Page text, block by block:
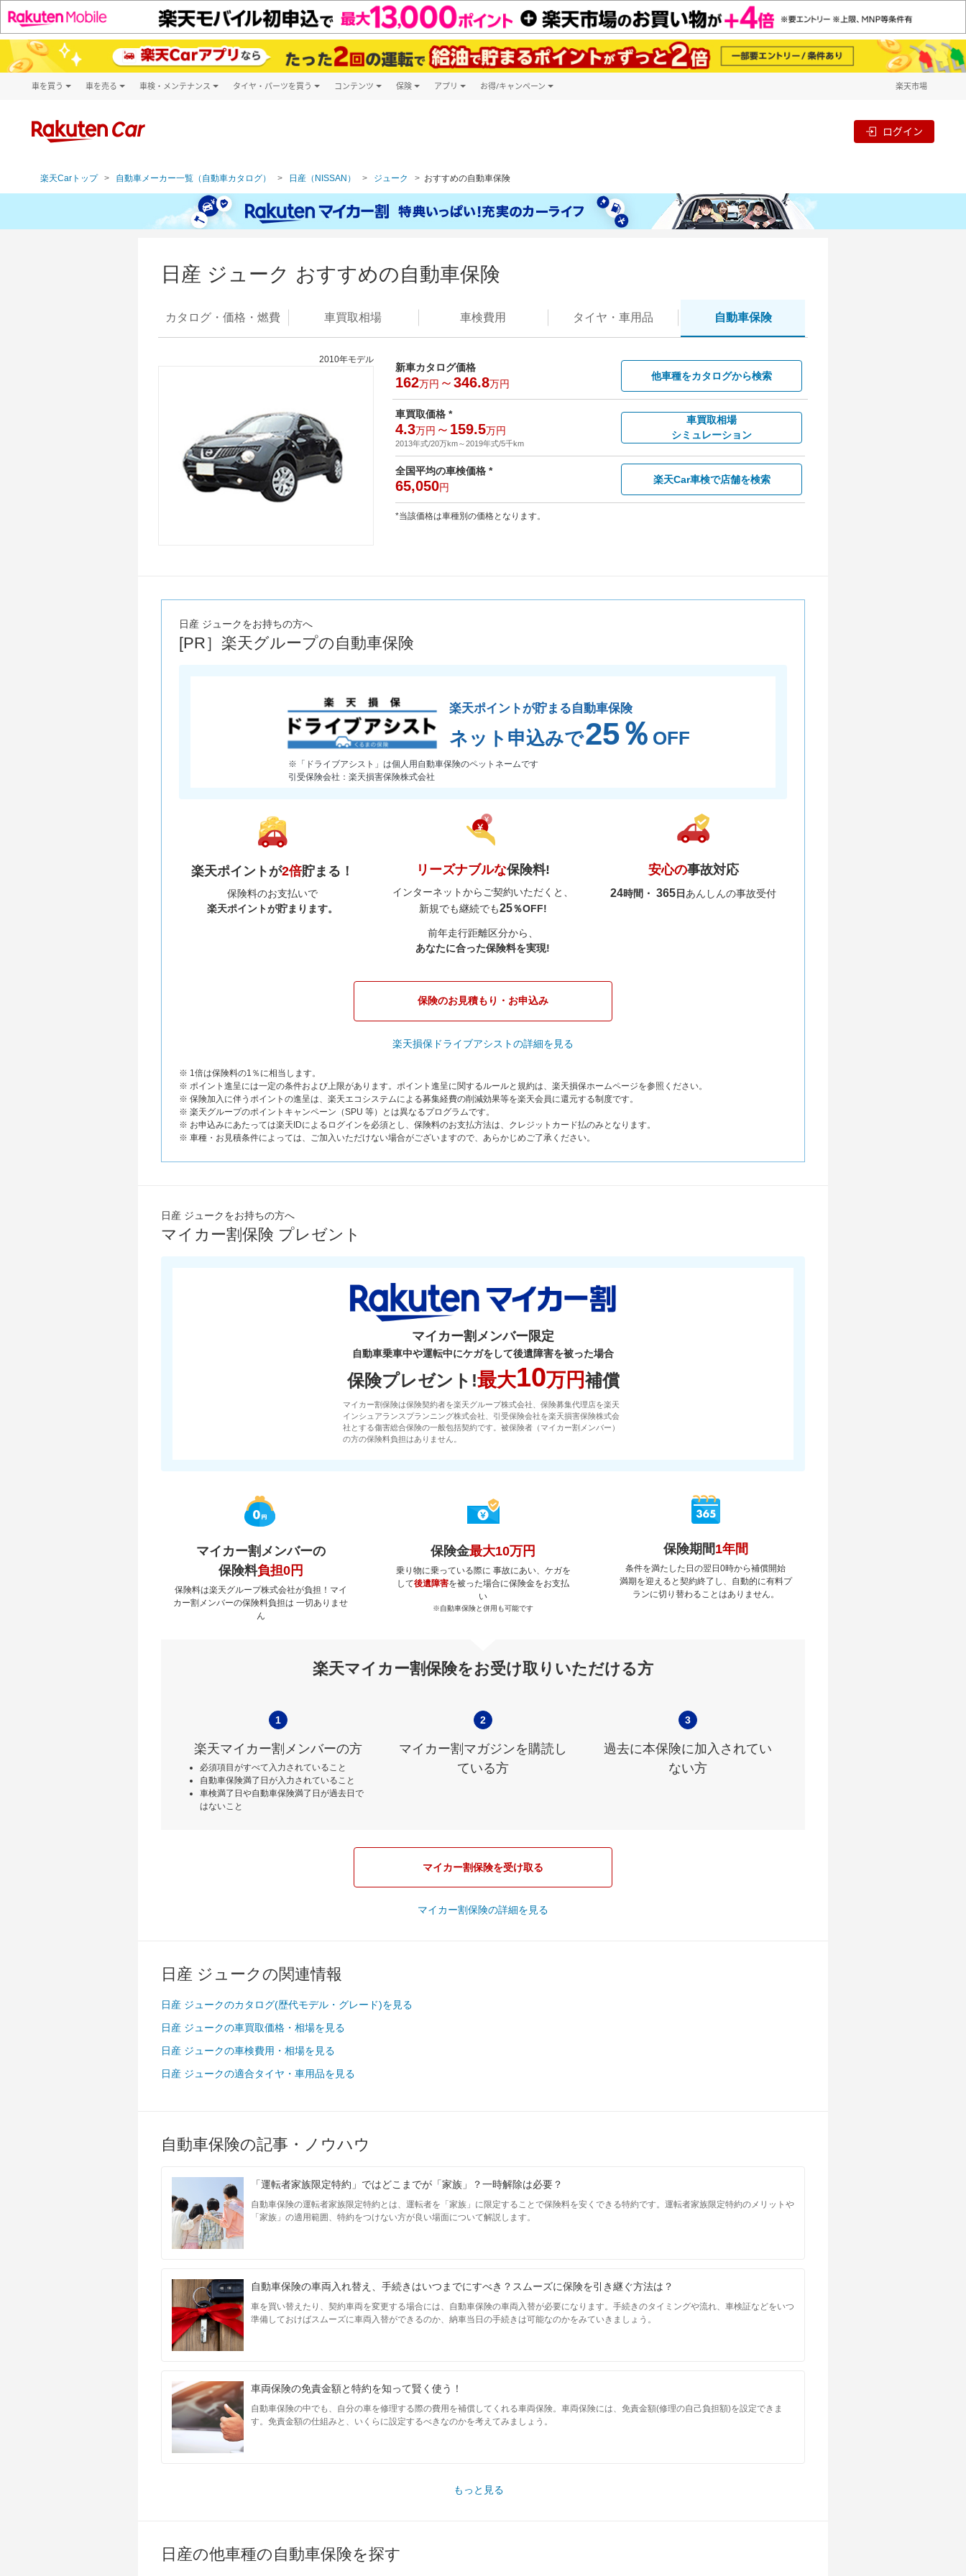
車を買う
新車
車を売る 車検・メンテナンス タイヤ・パーツを買う コンテンツ 保険 アプリ お得/キャンペーン 楽天市場
ログイン
楽天Carトップ 自動車メーカー一覧（自動車カタログ） 日産（NISSAN） ジューク おすすめの自動車保険
日産 ジューク おすすめの自動車保険
カタログ・価格・燃費 車買取相場 車検費用 タイヤ・ 車用品 自動車保険
2010年モデル
新車カタログ価格
162万円 ～346.8万円
他車種をカタログから検索
車買取価格 *
4.3万円 ～ 159.5万円
2013年式/20万km～2019年式/5千km
車買取相場
シミュレーション
全国平均の車検価格 *
65,050円
楽天Car車検で店舗を検索
*当該価格は車種別の価格となります。
日産 ジュークをお持ちの方へ
[PR］楽天グループの自動車保険
楽天ポイントが貯まる自動車保険
ネット申込みで25％ OFF
※「ドライブアシスト」は個人用自動車保険のペットネームです
引受保険会社：楽天損害保険株式会社
楽天ポイントが2倍貯まる！
保険料のお支払いで
楽天ポイントが貯まります。
リーズナブルな保険料!
インターネットからご契約いただくと、
新規でも継続でも25％OFF!
前年走行距離区分から、
あなたに合った保険料を実現!
安心の事故対応
24時間・365日あんしんの事故受付
保険のお見積もり・お申込み
楽天損保ドライブアシストの詳細を見る
※ 1倍は保険料の1％に相当します。
※ ポイント進呈には一定の条件および上限があります。ポイント進呈に関するルールと規約は、楽天損保ホームページを参照ください。
※ 保険加入に伴うポイントの進呈は、楽天エコシステムによる募集経費の削減効果等を楽天会員に還元する制度です。
※ 楽天グループのポイントキャンペーン（SPU 等）とは異なるプログラムです。
※ お申込みにあたっては楽天IDによるログインを必須とし、保険料のお支払方法は、クレジットカード払のみとなります。
※ 車種・お見積条件によっては、ご加入いただけない場合がございますので、あらかじめご了承ください。
日産 ジュークをお持ちの方へ
マイカー割保険 プレゼント
マイカー割メンバー限定
自動車乗車中や運転中にケガをして後遺障害を被った場合
保険プレゼント!最大10万円補償
マイカー割保険は保険契約者を楽天グループ株式会社、保険募集代理店を楽天
インシュアランスプランニング株式会社、引受保険会社を楽天損害保険株式会
社とする傷害総合保険の一般包括契約です。被保険者（マイカー割メンバー）
の方の保険料負担はありません。
マイカー割メンバーの
保険料負担0円
保険料は楽天グループ株式会社が負担！マイ
カー割メンバーの保険料負担は 一切ありませ
ん
保険金最大10万円
乗り物に乗っている際に 事故にあい、ケガを
して後遺障害を被った場合に保険金をお支払
い
※自動車保険と併用も可能です
保険期間1年間
条件を満たした日の翌日0時から補償開始
満期を迎えると契約終了し、自動的に有料プ
ランに切り替わることはありません。
楽天マイカー割保険をお受け取りいただける方
1
楽天マイカー割メンバーの方
必須項目がすべて入力されていること
自動車保険満了日が入力されていること
車検満了日や自動車保険満了日が過去日で
はないこと
2
マイカー割マガジンを購読し
ている方
3
過去に本保険に加入されてい
ない方
マイカー割保険を受け取る
マイカー割保険の詳細を見る
日産 ジュークの関連情報
日産 ジュークのカタログ(歴代モデル・グレード)を見る
日産 ジュークの車買取価格・相場を見る
日産 ジュークの車検費用・相場を見る
日産 ジュークの適合タイヤ・車用品を見る
自動車保険の記事・ノウハウ
「運転者家族限定特約」ではどこまでが「家族」？一時解除は必要？
自動車保険の運転者家族限定特約とは、運転者を「家族」に限定することで保険料を安くできる特約です。運転者家族限定特約のメリットや
「家族」の適用範囲、特約をつけない方が良い場面について解説します。
自動車保険の車両入れ替え、手続きはいつまでにすべき？スムーズに保険を引き継ぐ方法は？
車を買い替えたり、契約車両を変更する場合には、自動車保険の車両入替が必要になります。手続きのタイミングや流れ、車検証などをいつ
準備しておけばスムーズに車両入替ができるのか、納車当日の手続きは可能なのかをみていきましょう。
車両保険の免責金額と特約を知って賢く使う！
自動車保険の中でも、自分の車を修理する際の費用を補償してくれる車両保険。車両保険には、免責金額(修理の自己負担額)を設定できま
す。免責金額の仕組みと、いくらに設定するべきなのかを考えてみましょう。
もっと見る
日産の他車種の自動車保険を探す